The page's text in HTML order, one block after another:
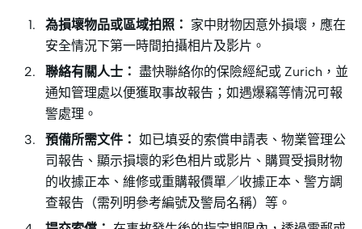
為損壞物品或區域拍照： 家中財物因意外損壞，應在
安全情況下第一時間拍攝相片及影片。
聯絡有關人士： 盡快聯絡你的保險經紀或 Zurich，並
通知管理處以便獲取事故報告；如遇爆竊等情況可報
警處理。
預備所需文件： 如已填妥的索償申請表、物業管理公
司報告、顯示損壞的彩色相片或影片、購買受損財物
的收據正本、維修或重購報價單／收據正本、警方調
查報告（需列明參考編號及警局名稱）等。